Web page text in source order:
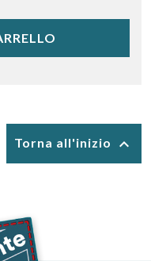
Torna all'inizio 